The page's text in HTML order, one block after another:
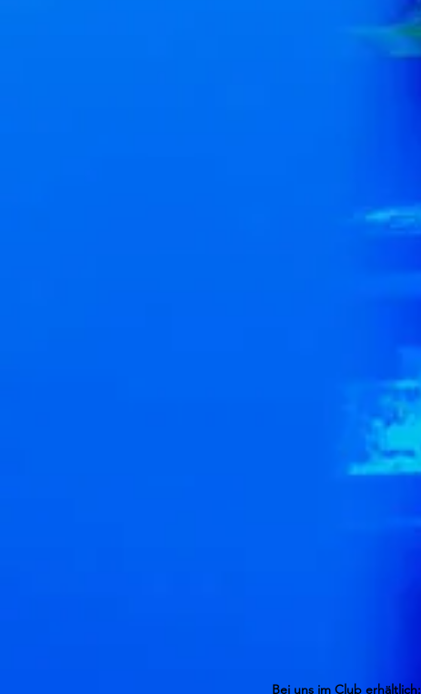
Bei uns im Club erhältlich: